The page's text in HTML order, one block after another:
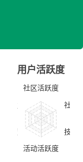
用户活跃度